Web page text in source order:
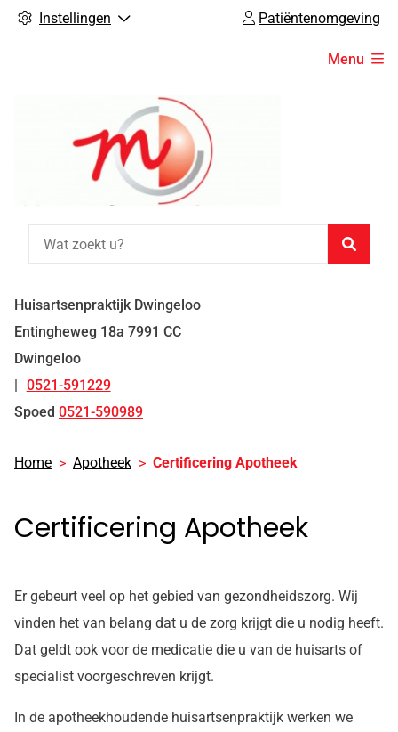
Instellingen Patiëntenomgeving
Menu
Huisartsenpraktijk Dwingeloo
Entingheweg 18a 7991 CC
Dwingeloo
Tel:
0521-591229
Spoed 0521-590989
Home Apotheek Certificering Apotheek
Certificering Apotheek
Er gebeurt veel op het gebied van gezondheidszorg. Wij
vinden het van belang dat u de zorg krijgt die u nodig heeft.
Dat geldt ook voor de medicatie die u van de huisarts of
specialist voorgeschreven krijgt.
In de apotheekhoudende huisartsenpraktijk werken we